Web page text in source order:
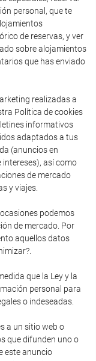
personal, que te
de reservas, y ver
sobre alojamientos
que has enviado
realizadas a
Política de cookies
informativos
adaptados a tus
(anuncios en
así como
de mercado
y viajes.
podemos
de mercado. Por
aquellos datos
que la Ley y la
personal para
o indeseadas.
a un sitio web o
que difunden uno o
este anuncio